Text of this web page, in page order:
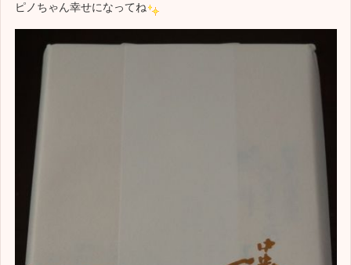
ピノちゃん幸せになってね